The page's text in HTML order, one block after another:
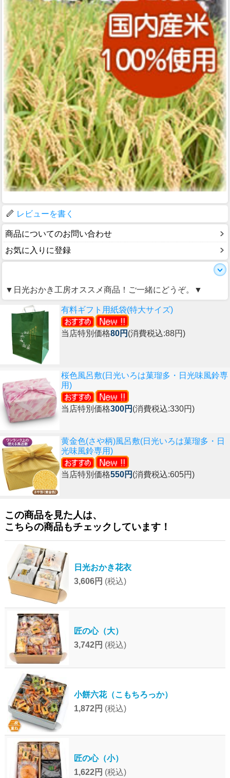
レビューを書く
商品についてのお問い合わせ
お気に入りに登録
▼日光おかき工房オススメ商品！ご一緒にどうぞ。▼
有料ギフト用紙袋(特大サイズ)
当店特別価格80円 (消費税込:88円)
桜色風呂敷(日光いろは菓瑠多・日光味風鈴専
用)
当店特別価格300円 (消費税込:330円)
黄金色(さや柄)風呂敷(日光いろは菓瑠多・日
光味風鈴専用)
当店特別価格550円 (消費税込:605円)
この商品を見た人は、
こちらの商品もチェックしています！
日光おかき花衣
3,606円 (税込)
匠の心（大）
3,742円 (税込)
小餅六花（こもちろっか）
1,872円 (税込)
匠の心（小）
1,622円 (税込)